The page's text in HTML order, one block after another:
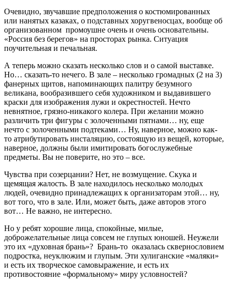
Очевидно, звучавшие предположения о костюмированных
или нанятых казаках, о подставных хоругвеносцах, вообще об
организованном промоушне очень и очень основательны.
«Россия без берегов» на просторах рынка. Ситуация
поучительная и печальная.
А теперь можно сказать несколько слов и о самой выставке.
Но… сказать-то нечего. В зале – несколько громадных (2 на 3)
фанерных щитов, напоминающих палитру безумного
великана, вообразившего себя художником и выдавившего
краски для изображения лужи и окрестностей. Нечто
невнятное, грязно-никакого колера. При желании можно
различить три фигуры с золоченными пятнами… ну, еще
нечто с золоченными подтеками… Ну, наверное, можно как-
то атрибутировать инсталяцию, состоящую из вещей, которые,
наверное, должны были имитировать богослужебные
предметы. Вы не поверите, но это – все.
Чувства при созерцании? Нет, не возмущение. Скука и
щемящая жалость. В зале находилось несколько молодых
людей, очевидно принадлежащих к организаторам этой… ну,
вот того, что в зале. Или, может быть, даже авторов этого
вот… Не важно, не интересно.
Но у ребят хорошие лица, спокойные, милые,
доброжелательные лица совсем не глупых юношей. Неужели
это их «духовная брань»? Брань-то оказалась сквернословием
подростка, неуклюжим и глупым. Эти хулиганские «маляки»
и есть их творческое самовыражение, и есть их
противостояние «формальному» миру условностей?